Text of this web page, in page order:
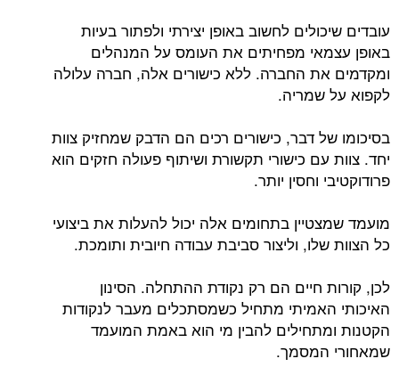
עובדים שיכולים לחשוב באופן יצירתי ולפתור בעיות
באופן עצמאי מפחיתים את העומס על המנהלים
ומקדמים את החברה. ללא כישורים אלה, חברה עלולה
לקפוא על שמריה.
בסיכומו של דבר, כישורים רכים הם הדבק שמחזיק צוות
יחד. צוות עם כישורי תקשורת ושיתוף פעולה חזקים הוא
פרודוקטיבי וחסין יותר.
מועמד שמצטיין בתחומים אלה יכול להעלות את ביצועי
כל הצוות שלו, וליצור סביבת עבודה חיובית ותומכת.
לכן, קורות חיים הם רק נקודת ההתחלה. הסינון
האיכותי האמיתי מתחיל כשמסתכלים מעבר לנקודות
הקטנות ומתחילים להבין מי הוא באמת המועמד
שמאחורי המסמך.